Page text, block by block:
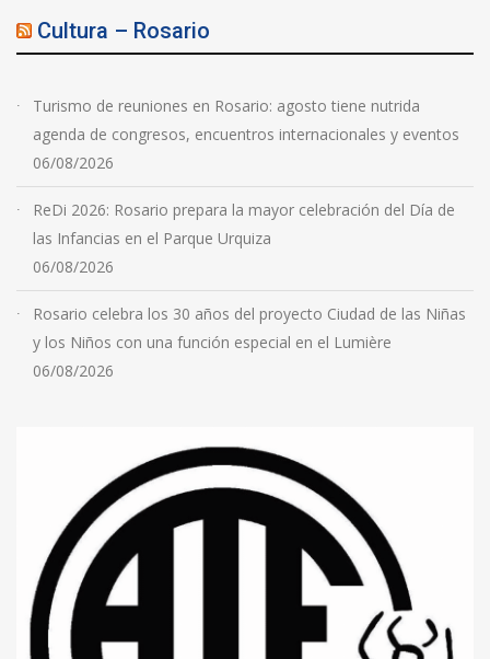
Cultura – Rosario
Turismo de reuniones en Rosario: agosto tiene nutrida
agenda de congresos, encuentros internacionales y eventos
06/08/2026
ReDi 2026: Rosario prepara la mayor celebración del Día de
las Infancias en el Parque Urquiza
06/08/2026
Rosario celebra los 30 años del proyecto Ciudad de las Niñas
y los Niños con una función especial en el Lumière
06/08/2026